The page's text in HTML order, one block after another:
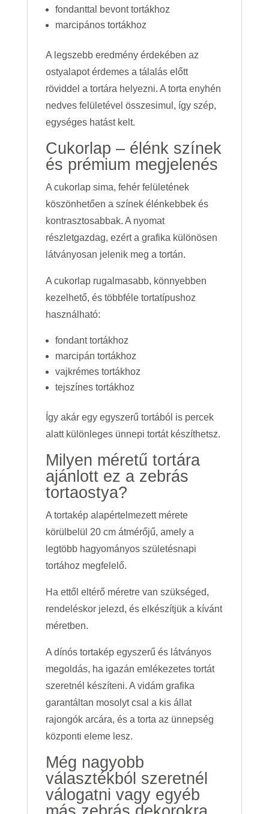
fondanttal bevont tortákhoz
marcipános tortákhoz
A legszebb eredmény érdekében az
ostyalapot érdemes a tálalás előtt
röviddel a tortára helyezni. A torta enyhén
nedves felületével összesimul, így szép,
egységes hatást kelt.
Cukorlap – élénk színek
és prémium megjelenés
A cukorlap sima, fehér felületének
köszönhetően a színek élénkebbek és
kontrasztosabbak. A nyomat
részletgazdag, ezért a grafika különösen
látványosan jelenik meg a tortán.
A cukorlap rugalmasabb, könnyebben
kezelhető, és többféle tortatípushoz
használható:
fondant tortákhoz
marcipán tortákhoz
vajkrémes tortákhoz
tejszínes tortákhoz
Így akár egy egyszerű tortából is percek
alatt különleges ünnepi tortát készíthetsz.
Milyen méretű tortára
ajánlott ez a zebrás
tortaostya?
A tortakép alapértelmezett mérete
körülbelül 20 cm átmérőjű, amely a
legtöbb hagyományos születésnapi
tortához megfelelő.
Ha ettől eltérő méretre van szükséged,
rendeléskor jelezd, és elkészítjük a kívánt
méretben.
A dínós tortakép egyszerű és látványos
megoldás, ha igazán emlékezetes tortát
szeretnél készíteni. A vidám grafika
garantáltan mosolyt csal a kis állat
rajongók arcára, és a torta az ünnepség
központi eleme lesz.
Még nagyobb
választékból szeretnél
válogatni vagy egyéb